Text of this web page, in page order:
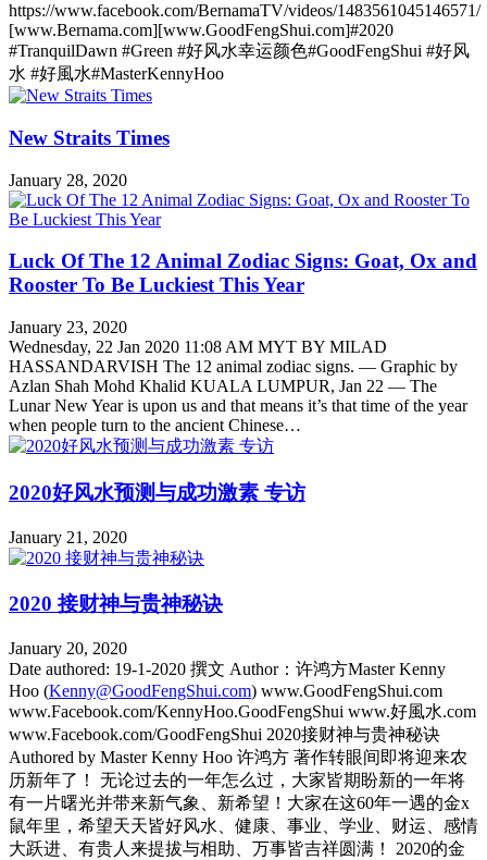
https://www.facebook.com/BernamaTV/videos/1483561045146571/
[www.Bernama.com][www.GoodFengShui.com]#2020
#TranquilDawn #Green #好风水幸运颜色#GoodFengShui #好风
水 #好風水#MasterKennyHoo
New Straits Times
January 28, 2020
Luck Of The 12 Animal Zodiac Signs: Goat, Ox and
Rooster To Be Luckiest This Year
January 23, 2020
Wednesday, 22 Jan 2020 11:08 AM MYT BY MILAD
HASSANDARVISH The 12 animal zodiac signs. — Graphic by
Azlan Shah Mohd Khalid KUALA LUMPUR, Jan 22 — The
Lunar New Year is upon us and that means it’s that time of the year
when people turn to the ancient Chinese…
2020好风水预测与成功激素 专访
January 21, 2020
2020 接财神与贵神秘诀
January 20, 2020
Date authored: 19-1-2020 撰文 Author：许鸿方Master Kenny
Hoo (Kenny@GoodFengShui.com) www.GoodFengShui.com
www.Facebook.com/KennyHoo.GoodFengShui www.好風水.com
www.Facebook.com/GoodFengShui 2020接财神与贵神秘诀
Authored by Master Kenny Hoo 许鸿方 著作转眼间即将迎来农
历新年了！ 无论过去的一年怎么过，大家皆期盼新的一年将
有一片曙光并带来新气象、新希望！大家在这60年一遇的金x
鼠年里，希望天天皆好风水、健康、事业、学业、财运、感情
大跃进、有贵人来提拔与相助、万事皆吉祥圆满！ 2020的金